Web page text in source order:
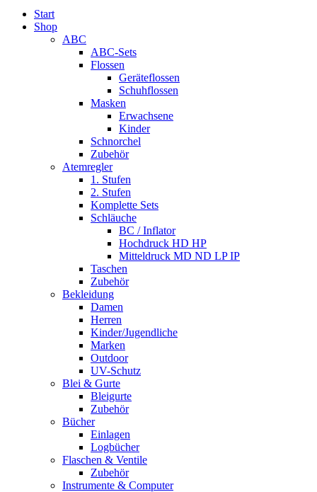
Start
Shop
ABC
ABC-Sets
Flossen
Geräteflossen
Schuhflossen
Masken
Erwachsene
Kinder
Schnorchel
Zubehör
Atemregler
1. Stufen
2. Stufen
Komplette Sets
Schläuche
BC / Inflator
Hochdruck HD HP
Mitteldruck MD ND LP IP
Taschen
Zubehör
Bekleidung
Damen
Herren
Kinder/Jugendliche
Marken
Outdoor
UV-Schutz
Blei & Gurte
Bleigurte
Zubehör
Bücher
Einlagen
Logbücher
Flaschen & Ventile
Zubehör
Instrumente & Computer